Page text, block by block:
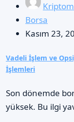
Borsa
Kasım 23,
Vadeli İşlem ve
İşlemleri
Son dönemde
yüksek. Bu ilgi